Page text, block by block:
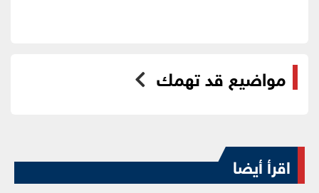
مواضيع قد تهمك
اقرأ أيضا